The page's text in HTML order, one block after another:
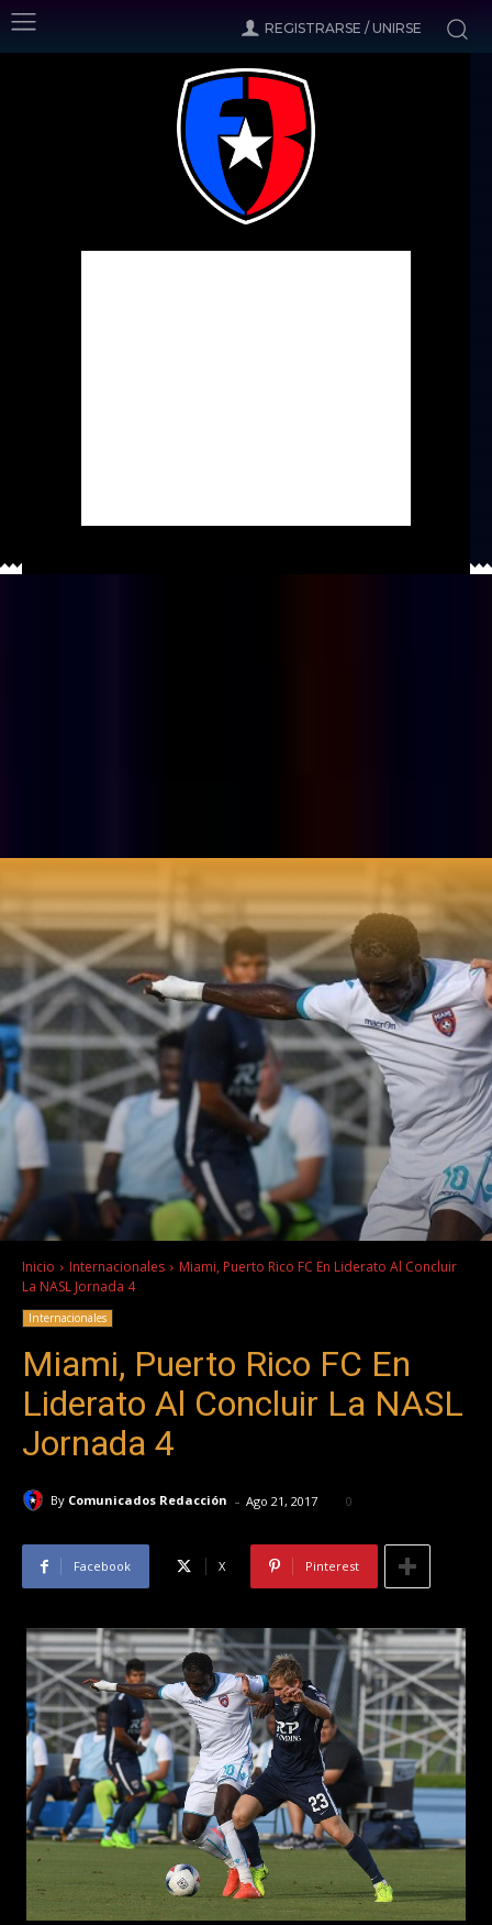
REGISTRARSE / UNIRSE
Inicio Internacionales
Miami, Puerto Rico FC En Liderato Al Concluir
La NASL Jornada 4
Internacionales
Miami, Puerto Rico FC En
Liderato Al Concluir La NASL
Jornada 4
By Comunicados Redacción - Ago 21, 2017 0
Facebook X Pinterest